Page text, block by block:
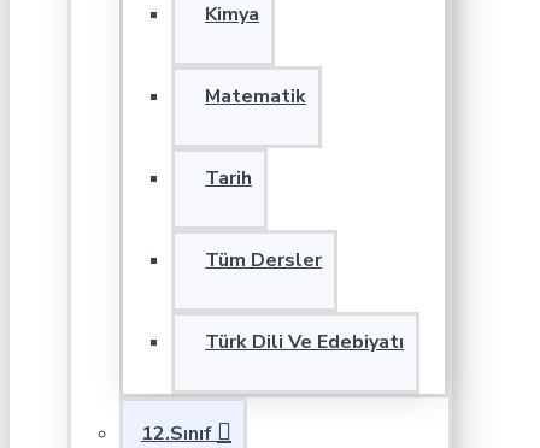
Kimya
Matematik
Tarih
Tüm Dersler
Türk Dili Ve Edebiyatı
12.Sınıf